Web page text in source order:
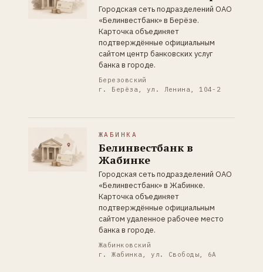
Городская сеть подразделений ОАО
«Белинвестбанк» в Берёзе.
Карточка объединяет
подтверждённые официальным
сайтом центр банковских услуг
банка в городе.
Березовский
г. Берёза, ул. Ленина, 104-2
ЖАБИНКА
Белинвестбанк в
Жабинке
Городская сеть подразделений ОАО
«Белинвестбанк» в Жабинке.
Карточка объединяет
подтверждённые официальным
сайтом удаленное рабочее место
банка в городе.
Жабинковский
г. Жабинка, ул. Свободы, 6А